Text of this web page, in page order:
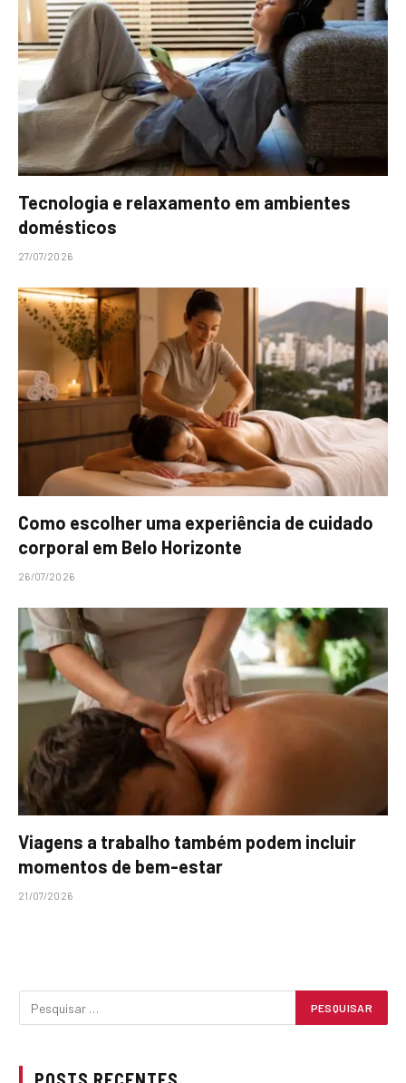
Tecnologia e relaxamento em ambientes
domésticos
27/07/2026
Como escolher uma experiência de cuidado
corporal em Belo Horizonte
26/07/2026
Viagens a trabalho também podem incluir
momentos de bem-estar
21/07/2026